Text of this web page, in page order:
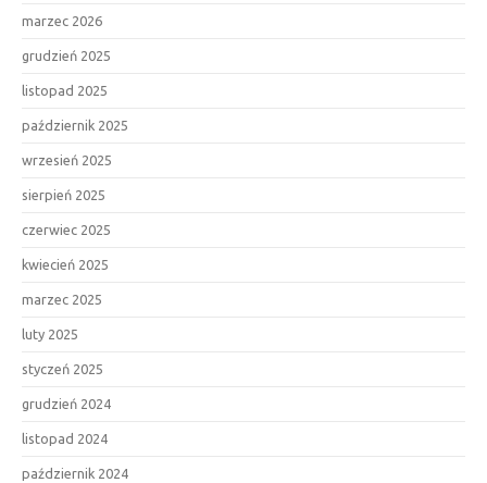
marzec 2026
grudzień 2025
listopad 2025
październik 2025
wrzesień 2025
sierpień 2025
czerwiec 2025
kwiecień 2025
marzec 2025
luty 2025
styczeń 2025
grudzień 2024
listopad 2024
październik 2024